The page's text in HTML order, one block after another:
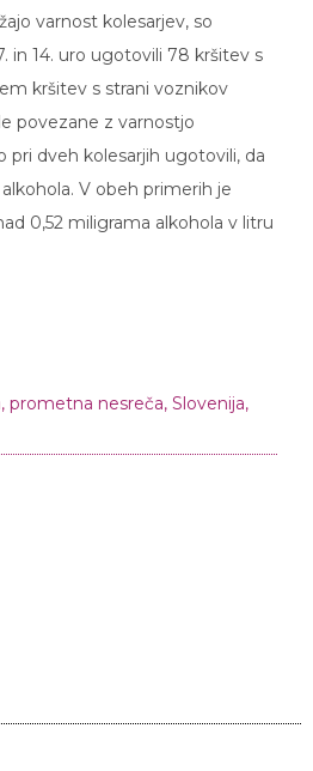
varnost kolesarjev, so
in 14. uro ugotovili 78 kršitev s
kršitev s strani voznikov
povezane z varnostjo
pri dveh kolesarjih ugotovili, da
V obeh primerih je
0,52 miligrama alkohola v litru
, prometna nesreča, Slovenija,